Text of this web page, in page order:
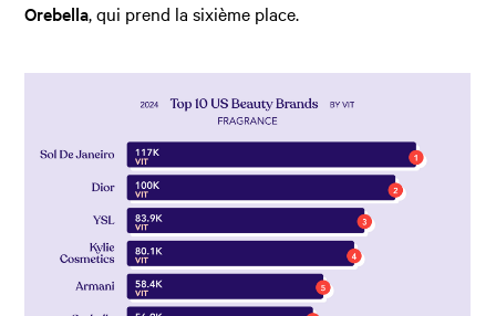
Orebella, qui prend la sixième place.